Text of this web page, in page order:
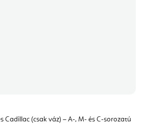
Cadillac (csak váz) – A-, M- és C-sorozatú